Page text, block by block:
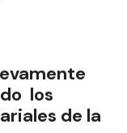
los
de la